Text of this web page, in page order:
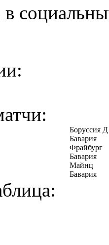
Боруссия Д
Бавария
Фрайбург
Бавария
Майнц
Бавария